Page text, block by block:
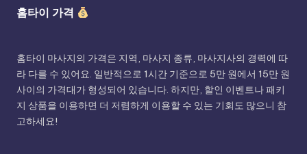
홈타이 가격
홈타이 마사지의 가격은 지역, 마사지 종류, 마사지사의 경력에 따
라 다를 수 있어요. 일반적으로 1시간 기준으로 5만 원에서 15만 원
사이의 가격대가 형성되어 있습니다. 하지만, 할인 이벤트나 패키
지 상품을 이용하면 더 저렴하게 이용할 수 있는 기회도 많으니 참
고하세요!